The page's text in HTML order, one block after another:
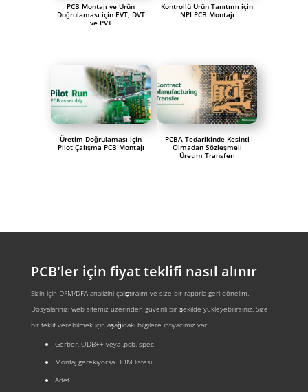
PCB Montajı ve Ürün
Doğrulaması için EVT, DVT
ve PVT
Kontrollü Ürün Tanıtımı için
NPI PCB Montajı
Üretim Doğrulaması için
Pilot Çalışma PCB Montajı
PCBA Tedarikinde Kesinti
Olmadan Sözleşmeli
Üretim Transferi
PCB'ler için fiyat teklifi nasıl alınır
Sizin için DFM/DFA analizini çalıştıralım ve size bir raporla geri dönelim.
Dosyalarınızı web sitemiz üzerinden güvenli bir şekilde yükleyebilirsiniz. Size
bir teklif verebilmek için aşağıdaki bilgilere ihtiyacımız var:
Gerber, ODB++ veya .pcb, spec.
Montaj gerekiyorsa BOM listesi
Adet